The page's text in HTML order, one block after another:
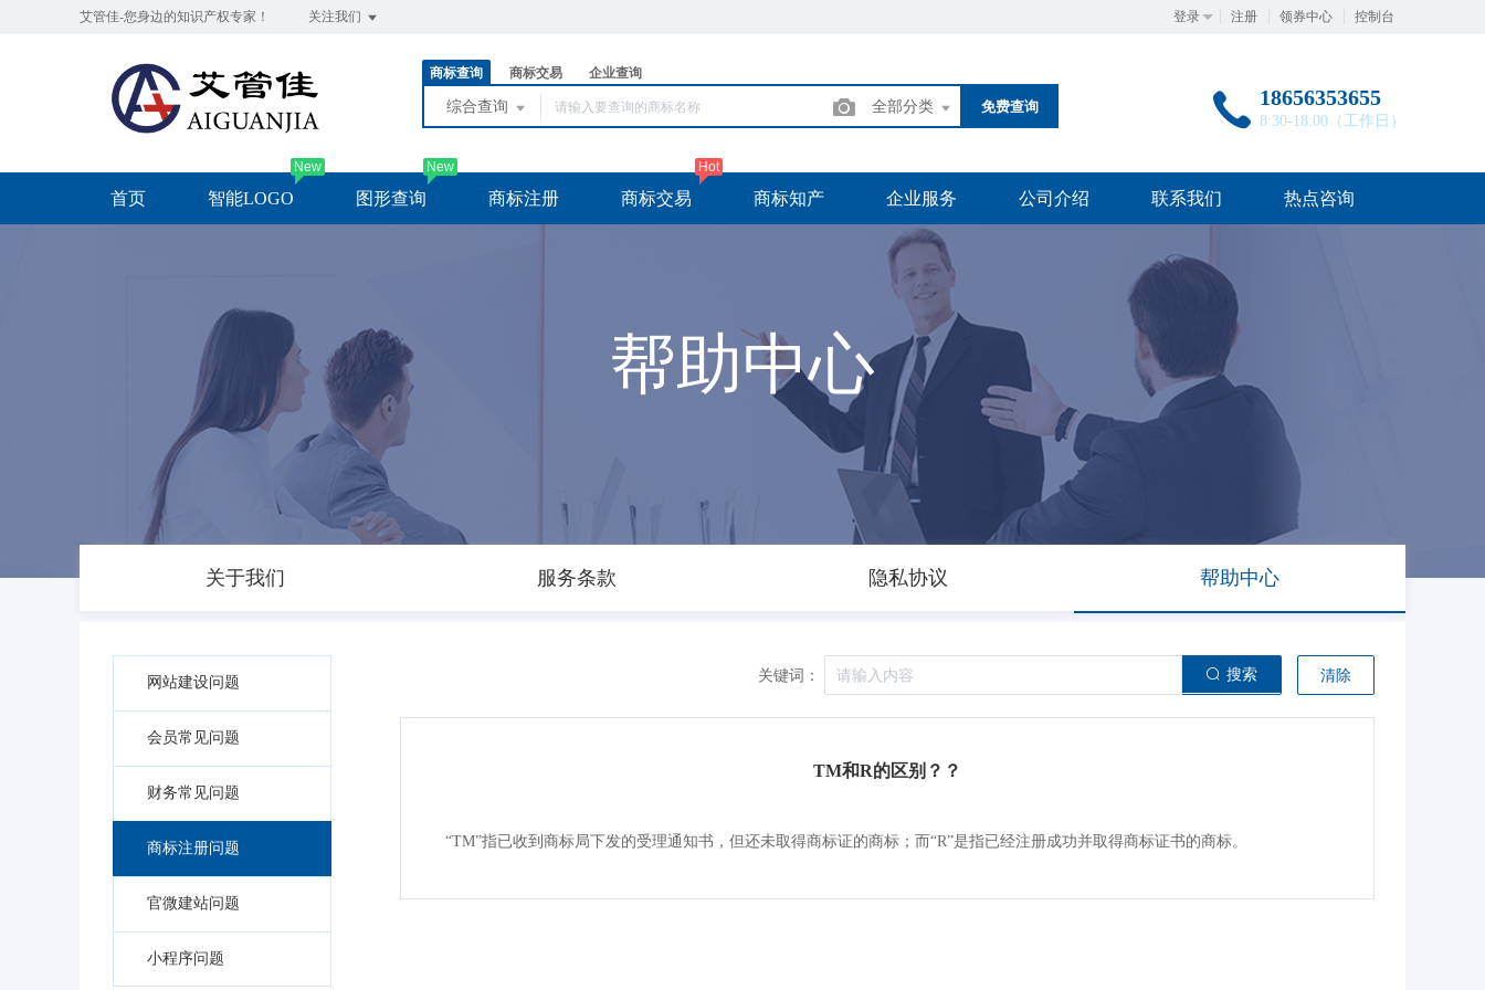
艾管佳-您身边的知识产权专家！ 关注我们 登录 注册 领券中心 控制台
商标查询 商标交易 企业查询
综合查询 全部分类 免费查询 18656353655
8:30-18:00（工作日）
首页 智能LOGO
New
图形查询
New
商标注册 商标交易
Hot
商标知产 企业服务 公司介绍 联系我们 热点咨询
帮助中心
关于我们 服务条款 隐私协议 帮助中心
网站建设问题
会员常见问题
财务常见问题
商标注册问题
官微建站问题
小程序问题
关键词： 搜索 清除
TM和R的区别？？
“TM”指已收到商标局下发的受理通知书，但还未取得商标证的商标；而“R”是指已经注册成功并取得商标证书的商标。